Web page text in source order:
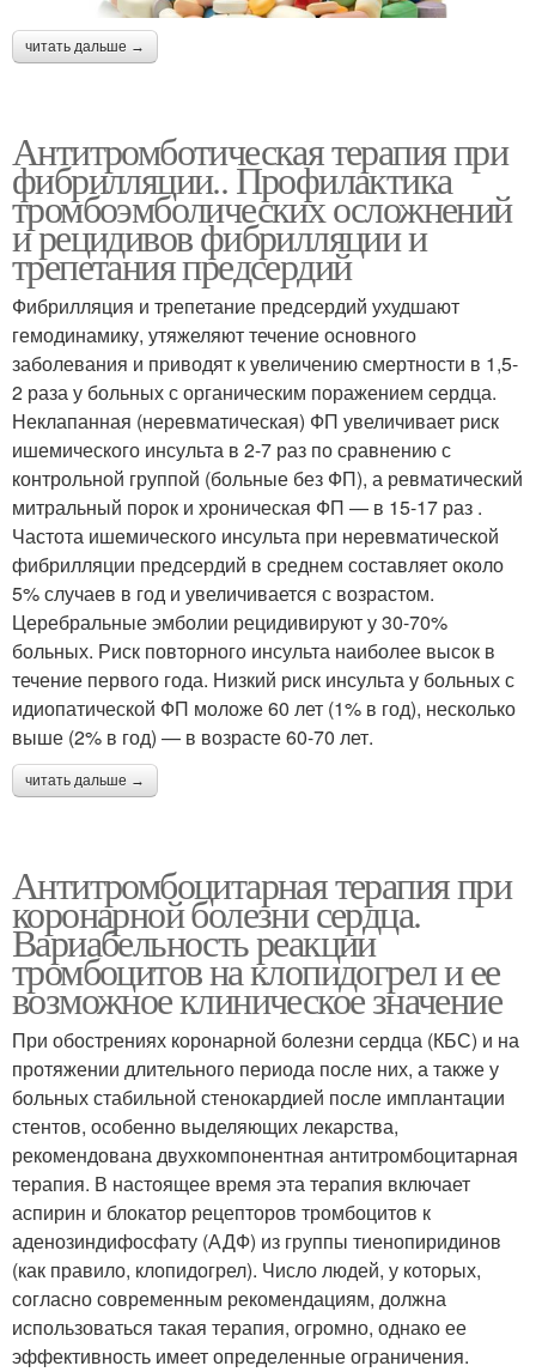
читать дальше →
Антитромботическая терапия при
фибрилляции.. Профилактика
тромбоэмболических осложнений
и рецидивов фибрилляции и
трепетания предсердий
Фибрилляция и трепетание предсердий ухудшают
гемодинамику, утяжеляют течение основного
заболевания и приводят к увеличению смертности в 1,5-
2 раза у больных с органическим поражением сердца.
Неклапанная (неревматическая) ФП увеличивает риск
ишемического инсульта в 2-7 раз по сравнению с
контрольной группой (больные без ФП), а ревматический
митральный порок и хроническая ФП — в 15-17 раз .
Частота ишемического инсульта при неревматической
фибрилляции предсердий в среднем составляет около
5% случаев в год и увеличивается с возрастом.
Церебральные эмболии рецидивируют у 30-70%
больных. Риск повторного инсульта наиболее высок в
течение первого года. Низкий риск инсульта у больных с
идиопатической ФП моложе 60 лет (1% в год), несколько
выше (2% в год) — в возрасте 60-70 лет.
читать дальше →
Антитромбоцитарная терапия при
коронарной болезни сердца.
Вариабельность реакции
тромбоцитов на клопидогрел и ее
возможное клиническое значение
При обострениях коронарной болезни сердца (КБС) и на
протяжении длительного периода после них, а также у
боль­ных стабильной стенокардией после имплантации
стентов, особенно выделяющих лекарства,
рекомендована двухкомпо­нентная антитромбоцитарная
терапия. В настоящее время эта терапия включает
аспирин и блокатор рецепторов тромбоци­тов к
аденозиндифосфату (АДФ) из группы тиенопиридинов
(как правило, клопидогрел). Число людей, у которых,
согласно современным рекомендациям, должна
использоваться такая терапия, огромно, однако ее
эффективность имеет опреде­ленные ограничения.